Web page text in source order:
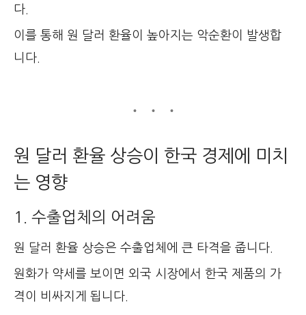
다.
이를 통해 원 달러 환율이 높아지는 악순환이 발생합
니다.
원 달러 환율 상승이 한국 경제에 미치
는 영향
1. 수출업체의 어려움
원 달러 환율 상승은 수출업체에 큰 타격을 줍니다.
원화가 약세를 보이면 외국 시장에서 한국 제품의 가
격이 비싸지게 됩니다.